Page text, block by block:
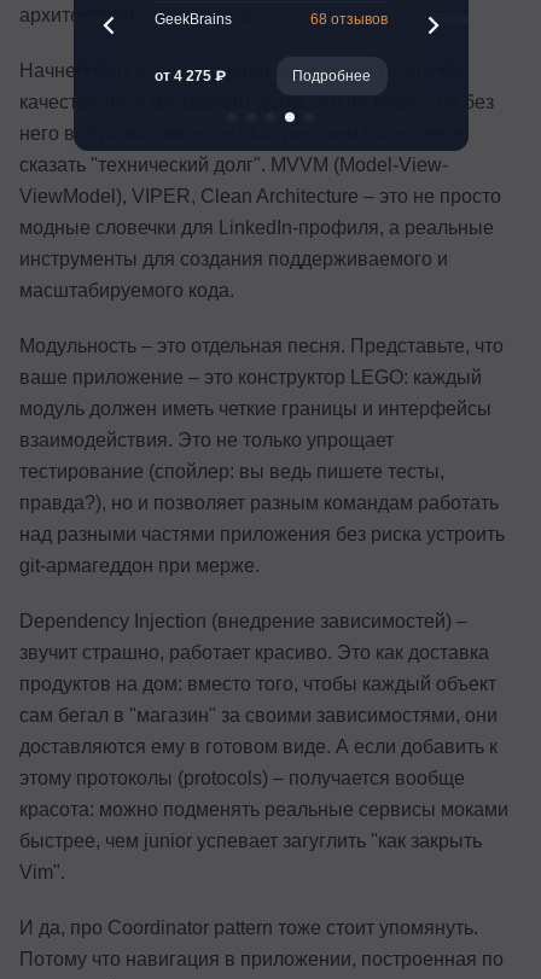
архитектурных паттернов.
Начнем с того, что хорошая архитектура – это как
качественный фундамент дома: его не видно, но без
него всё разваливается быстрее, чем вы успеете
сказать "технический долг". MVVM (Model-View-
ViewModel), VIPER, Clean Architecture – это не просто
модные словечки для LinkedIn-профиля, а реальные
инструменты для создания поддерживаемого и
масштабируемого кода.
Модульность – это отдельная песня. Представьте, что
ваше приложение – это конструктор LEGO: каждый
модуль должен иметь четкие границы и интерфейсы
взаимодействия. Это не только упрощает
тестирование (спойлер: вы ведь пишете тесты,
правда?), но и позволяет разным командам работать
над разными частями приложения без риска устроить
git-армагеддон при мерже.
Dependency Injection (внедрение зависимостей) –
звучит страшно, работает красиво. Это как доставка
продуктов на дом: вместо того, чтобы каждый объект
сам бегал в "магазин" за своими зависимостями, они
доставляются ему в готовом виде. А если добавить к
этому протоколы (protocols) – получается вообще
красота: можно подменять реальные сервисы моками
быстрее, чем junior успевает загуглить "как закрыть
Vim".
И да, про Coordinator pattern тоже стоит упомянуть.
Потому что навигация в приложении, построенная по
103 отзыва
Подробнее
GeekBrains 68 отзывов
от 4 275 ₽ Подробнее
Skillbox